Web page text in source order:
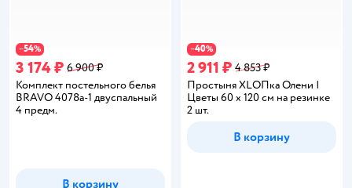
−54%
3 174 ₽ 6 900 ₽
Комплект постельного белья
BRAVO 4078а-1 двуспальный
4 предм.
В корзину
−40%
2 911 ₽ 4 853 ₽
Простыня XLOПка Олени |
Цветы 60 x 120 см на резинке
2 шт.
В корзину